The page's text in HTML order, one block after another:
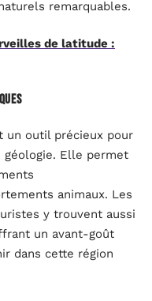
remarquables.
de latitude :
un outil précieux pour
Elle permet
animaux. Les
y trouvent aussi
un avant-goût
dans cette région